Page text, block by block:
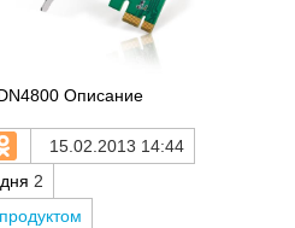
Описание
15.02.2013 14:44
2